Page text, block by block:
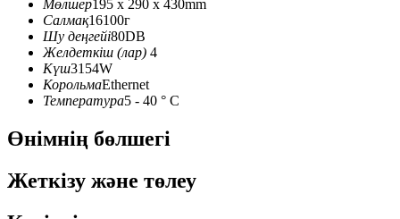
Мөлшер195 x 290 x 430mm
Салмақ16100г
Шу деңгейі80DB
Желдеткіш (лар) 4
Күш3154W
КорольмаEthernet
Температура5 - 40 ° C
Өнімнің бөлшегі
Жеткізу және төлеу